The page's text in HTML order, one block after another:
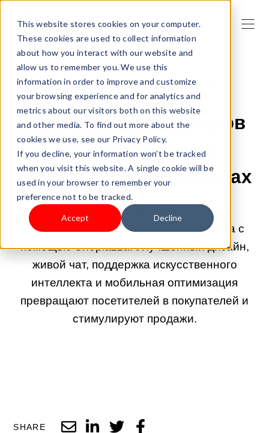
This website stores cookies on your computer.
These cookies are used to collect information
about how you interact with our website and
allow us to remember you. We use this
information in order to improve and customize
your browsing experience and for analytics and
metrics about our visitors both on this website
and other media. To find out more about the
cookies we use, see our Privacy Policy.
If you decline, your information won’t be tracked
when you visit this website. A single cookie will be
used in your browser to remember your
preference not to be tracked.
Accept Decline
16.05.2025 1:00:00 |ПРОДАВАЙТЕ СВОИ
ПРОДУКТЫ
16 советов и примеров
по оптимизации
конверсии на страницах
товаров
Повысьте конверсию страницы товара с
помощью Shoplazza! Улучшенный дизайн,
живой чат, поддержка искусственного
интеллекта и мобильная оптимизация
превращают посетителей в покупателей и
стимулируют продажи.
SHARE